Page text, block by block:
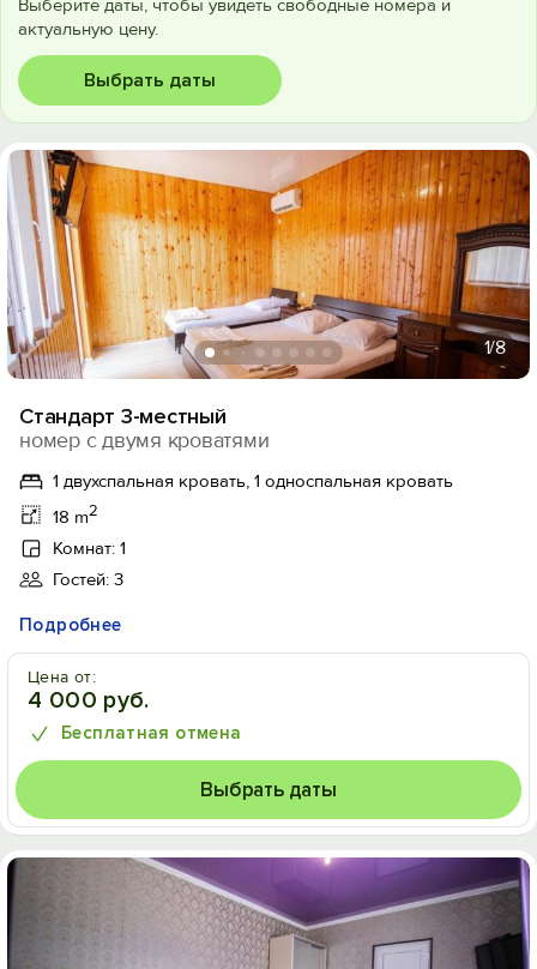
Выберите даты, чтобы увидеть свободные номера и
актуальную цену.
Выбрать даты
1/8
Стандарт 3-местный
номер с двумя кроватями
1 двухспальная кровать, 1 односпальная кровать
18 m2
Комнат: 1
Гостей: 3
Подробнее
Цена от:
4 000 руб.
Бесплатная отмена
Выбрать даты